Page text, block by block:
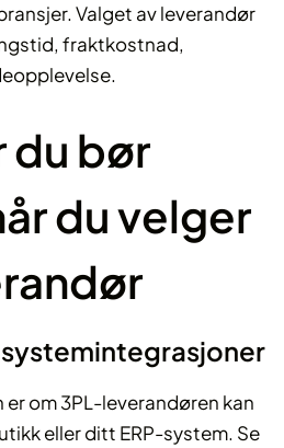
Valget av leverandør
fraktkostnad,
du bør
du velger
systemintegrasjoner
om 3PL-leverandøren kan
eller ditt ERP-system. Se